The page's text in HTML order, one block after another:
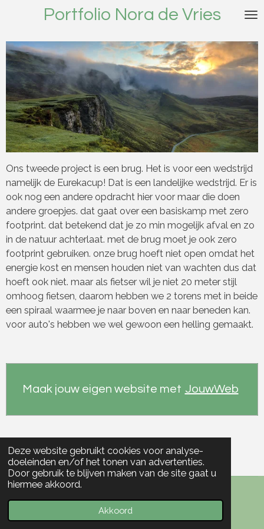
Deze website gebruikt cookies voor analyse-
doeleinden en/of het tonen van advertenties.
Door gebruik te blijven maken van de site gaat u
hiermee akkoord.
Akkoord
naar
de
hoofdinhoud
Portfolio Nora de Vries
Ons tweede project is een brug. Het is voor een wedstrijd
namelijk de Eurekacup! Dat is een landelijke wedstrijd. Er is
ook nog een andere opdracht hier voor maar die doen
andere groepjes. dat gaat over een basiskamp met zero
footprint. dat betekend dat je zo min mogelijk afval en zo
in de natuur achterlaat. met de brug moet je ook zero
footprint gebruiken. onze brug hoeft niet open omdat het
energie kost en mensen houden niet van wachten dus dat
hoeft ook niet. maar als fietser wil je niet 20 meter stijl
omhoog fietsen, daarom hebben we 2 torens met in beide
een spiraal waarmee je naar boven en naar beneden kan.
voor auto's hebben we wel gewoon een helling gemaakt.
Maak jouw eigen website met JouwWeb